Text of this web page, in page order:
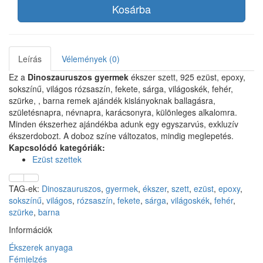
Kosárba
Leírás
Vélemények (0)
Ez a Dinoszauruszos gyermek ékszer szett, 925 ezüst, epoxy,
sokszínű, világos rózsaszín, fekete, sárga, világoskék, fehér,
szürke, , barna remek ajándék kislányoknak ballagásra,
születésnapra, névnapra, karácsonyra, különleges alkalomra.
Minden ékszerhez ajándékba adunk egy egyszarvús, exkluzív
ékszerdobozt. A doboz színe változatos, mindig meglepetés.
Kapcsolódó kategóriák:
Ezüst szettek
TAG-ek: Dinoszauruszos, gyermek, ékszer, szett, ezüst, epoxy,
sokszínű, világos, rózsaszín, fekete, sárga, világoskék, fehér,
szürke, barna
Információk
Ékszerek anyaga
Fémjelzés